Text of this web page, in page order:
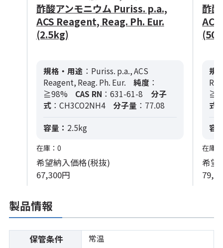
酢酸アンモニウム Puriss. p.a.,
ACS Reagent, Reag. Ph. Eur.
(2.5kg)
規格・用途 ：Puriss. p.a., ACS
Reagent, Reag. Ph. Eur.
純度 ：
≧98%
CAS RN ：631-61-8
分子
式：CH3CO2NH4 分子量 ：77.08
容量： 2.5kg
在庫：0
希望納入価格(税抜)
67,300円
酢
規
式
容
在庫
希望
製品情報
保管条件 常温